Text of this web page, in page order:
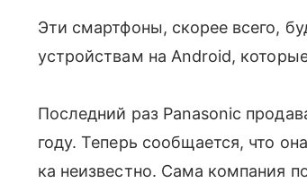
Эти смартфоны, скорее всего,
устройствам на Android,
Последний раз Panasonic
году. Теперь сообщается, что
ка неизвестно. Сама компания